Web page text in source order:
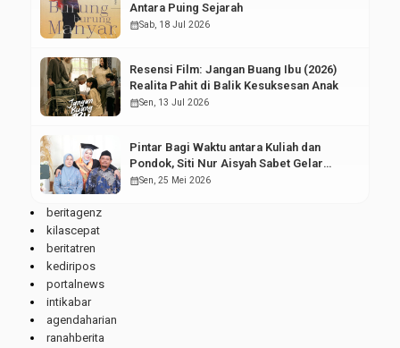
Antara Puing Sejarah
calendar_monthSab, 18 Jul 2026
Resensi Film: Jangan Buang Ibu (2026)
Realita Pahit di Balik Kesuksesan Anak
calendar_monthSen, 13 Jul 2026
Pintar Bagi Waktu antara Kuliah dan
Pondok, Siti Nur Aisyah Sabet Gelar
Wisudawan Terbaik
calendar_monthSen, 25 Mei 2026
beritagenz
kilascepat
beritatren
kediripos
portalnews
intikabar
agendaharian
ranahberita